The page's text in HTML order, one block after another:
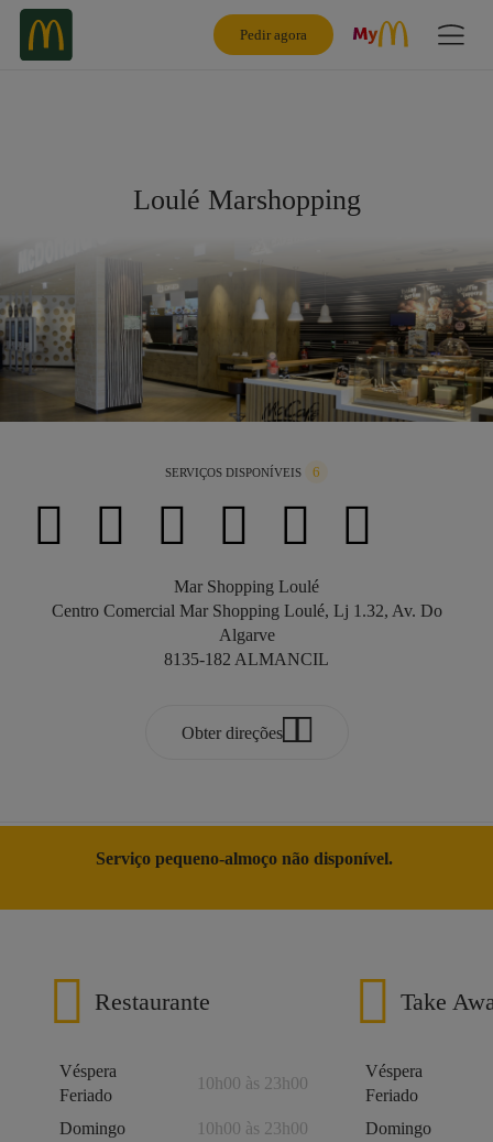
Pedir agora
Loulé Marshopping
SERVIÇOS DISPONÍVEIS 6
Mar Shopping Loulé
Centro Comercial Mar Shopping Loulé, Lj 1.32, Av. Do
Algarve
8135-182 ALMANCIL
Obter direções
Serviço pequeno-almoço não disponível.
Restaurante
Véspera
Feriado
10h00 às 23h00
Domingo
10h00 às 23h00
Take
Véspera
Feriado
Domingo